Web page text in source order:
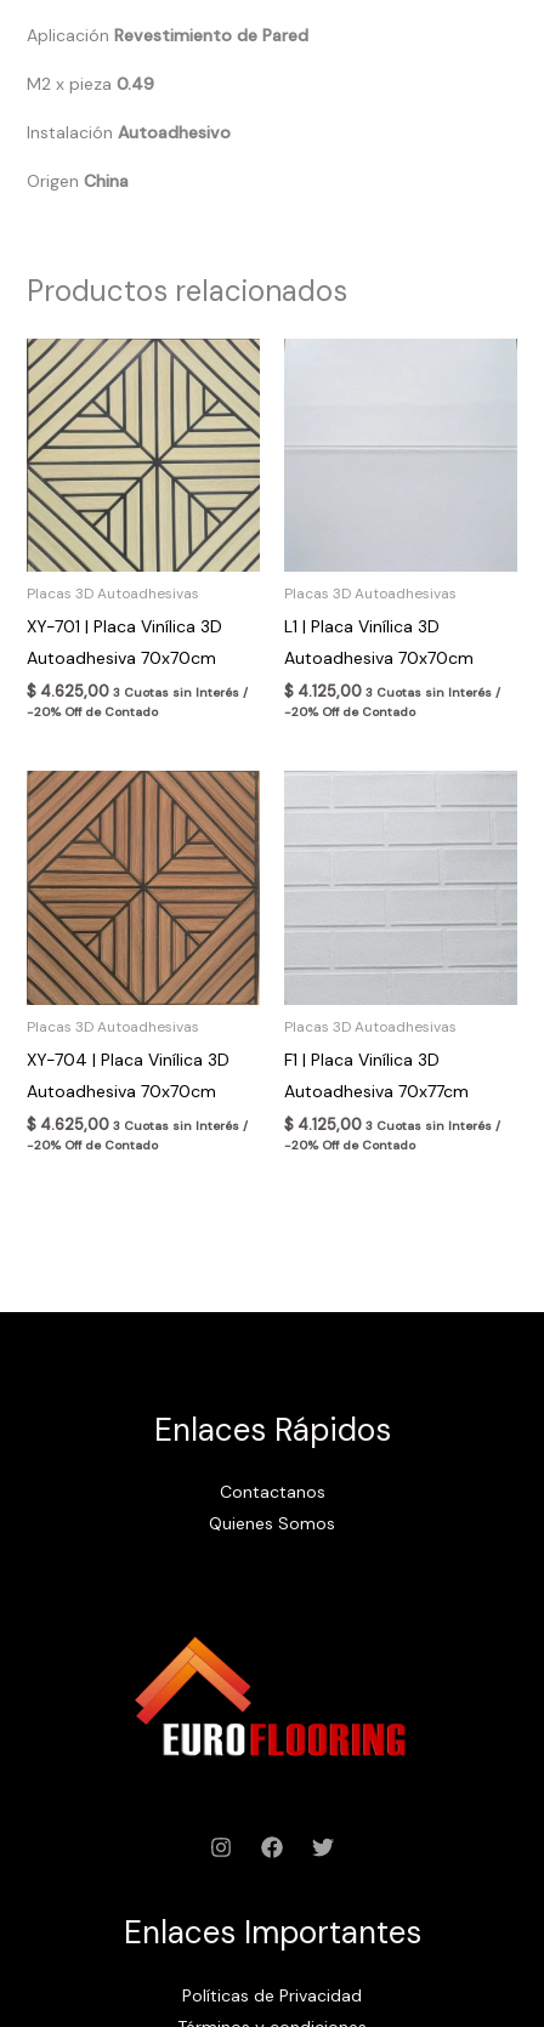
Aplicación Revestimiento de Pared
M2 x pieza 0.49
Instalación Autoadhesivo
Origen China
Productos relacionados
Placas 3D Autoadhesivas
XY-701 | Placa Vinílica 3D
Autoadhesiva 70x70cm
$4.625,00 3 Cuotas sin Interés /
-20% Off de Contado
Placas 3D Autoadhesivas
L1 | Placa Vinílica 3D
Autoadhesiva 70x70cm
$ 4.125,00 3 Cuotas sin Interés /
-20% Off de Contado
Placas 3D Autoadhesivas
XY-704 | Placa Vinílica 3D
Autoadhesiva 70x70cm
$4.625,00 3 Cuotas sin Interés /
-20% Off de Contado
Placas 3D Autoadhesivas
F1 | Placa Vinílica 3D
Autoadhesiva 70x77cm
$ 4.125,00 3 Cuotas sin Interés /
-20% Off de Contado
Enlaces Rápidos
Contactanos
Quienes Somos
Enlaces Importantes
Políticas de Privacidad